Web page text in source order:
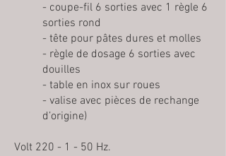
- coupe-fil 6 sorties avec 1 règle 6
sorties rond
- tête pour pâtes dures et molles
- règle de dosage 6 sorties avec
douilles
- table en inox sur roues
- valise avec pièces de rechange
d’origine)
Volt 220 - 1 - 50 Hz.